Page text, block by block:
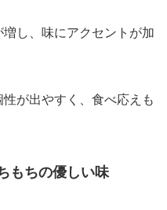
し、味にアクセントが加
が出やすく、食べ応えも
もちの優しい味